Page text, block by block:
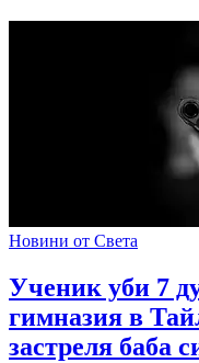
Новини от Света
Ученик уби 7
гимназия в
застреля баба